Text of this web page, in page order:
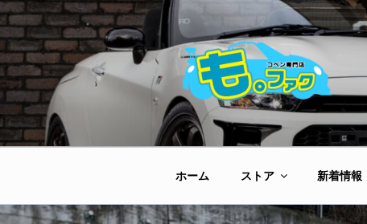
コ
ン
テ
ン
ツ
へ
ス
キ
ホーム ストア 新着情報